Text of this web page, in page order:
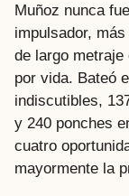
Muñoz nunca
impulsador,
de largo
por vida. Bateó
indiscutibles,
y 240 ponches
cuatro
mayormente la